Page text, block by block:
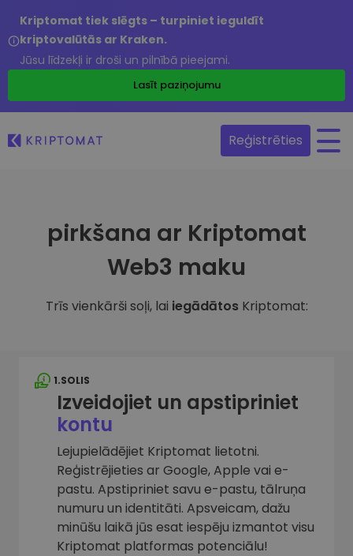
Kriptomat tiek slēgts – turpiniet ieguldīt
kriptovalūtās ar Kraken.
Jūsu līdzekļi ir droši un pilnībā pieejami.
Lasīt paziņojumu
Reģistrēties
pirkšana ar Kriptomat
Web3 maku
Trīs vienkārši soļi, lai iegādātos Kriptomat:
1.SOLIS
Izveidojiet un apstipriniet
kontu
Lejupielādējiet Kriptomat lietotni.
Reģistrējieties ar Google, Apple vai e-
pastu. Apstipriniet savu e-pastu, tālruņa
numuru un identitāti. Apsveicam, dažu
minūšu laikā jūs esat iespēju izmantot visu
Kriptomat platformas potenciālu!